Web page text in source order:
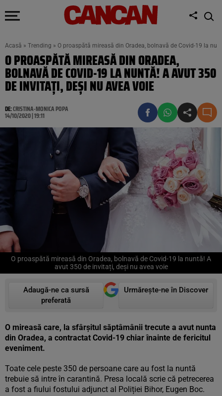
Acasă » Trending » O proaspătă mireasă din Oradea, bolnavă de Covid-19 la
O PROASPĂTĂ MIREASĂ DIN ORADEA,
BOLNAVĂ DE COVID-19 LA NUNTĂ! A AVUT 350
DE INVITAȚI, DEȘI NU AVEA VOIE
DE:CRISTINA-MONICA POPA
14/10/2020 | 19:11
O proaspătă mireasă din Oradea, bolnavă de Covid-19 la nuntă! A
avut 350 de invitați, deși nu avea voie
Adaugă-ne ca sursă
preferată
Urmărește-ne în Discover
O ​mireasă care, la sfârșitul săptâmânii trecute a avut nunta
din Oradea, a contractat Covid-19 chiar înainte de fericitul
eveniment.
Toate cele peste 350 de persoane care au fost la nuntă
trebuie să intre în carantină. Presa locală scrie că petrecerea
a fost a fiului fostului adjunct al Poliției Bihor, Eugen Boc.